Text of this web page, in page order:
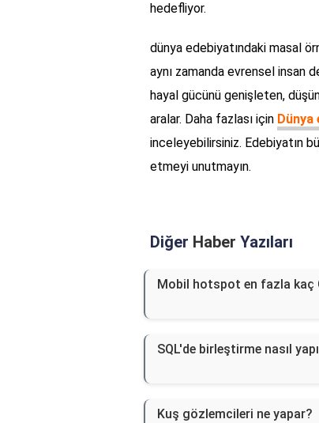
hedefliyor.
dünya edebiyatındaki masal
aynı zamanda evrensel insan
hayal gücünü genişleten,
aralar. Daha fazlası için
inceleyebilirsiniz. Edebiyatın
etmeyi unutmayın.
Diğer Haber Yazıları
Mobil hotspot en fazla kaç
SQL'de birleştirme nasıl
Kuş gözlemcileri ne yapar?